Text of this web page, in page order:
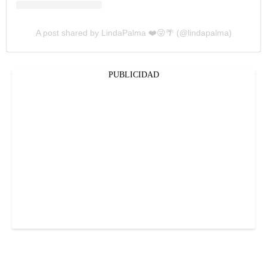
A post shared by LindaPalma ❤️😜🌴 (@lindapalma)
PUBLICIDAD